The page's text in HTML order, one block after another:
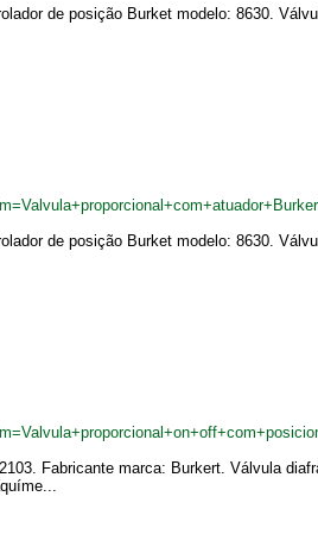
de posição Burket modelo: 8630.
de posição Burket modelo: 8630.
Fabricante marca: Burkert. Válvula